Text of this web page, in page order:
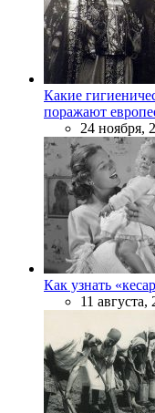
Какие
поражают
24 ноября,
Как узнать
11 августа,